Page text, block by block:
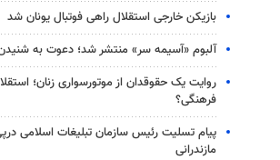
بازیکن خارجی استقلال راهی فوتبال یونان شد
آلبوم «آسیمه سر» منتشر شد؛ دعوت به
روایت یک حقوقدان از موتورسواری زنان؛
فرهنگی؟
پیام تسلیت رئیس سازمان تبلیغات اسلامی
مازندرانی